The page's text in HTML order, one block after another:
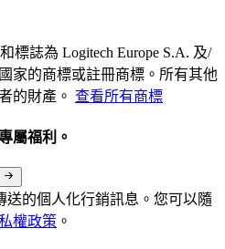
標誌為 Logitech Europe S.A. 及/
家的商標或註冊商標。所有其他
的財產。 查看所有商標
屬福利。
送的個人化行銷訊息。您可以隨
權政策 。